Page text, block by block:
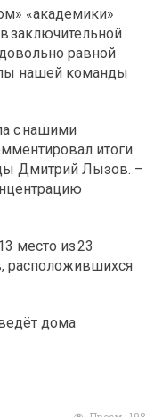
«академики»
заключительной
равной
нашей команды
с нашими
итоги
Дмитрий Лызов. –
место из 23
расположившихся
дома